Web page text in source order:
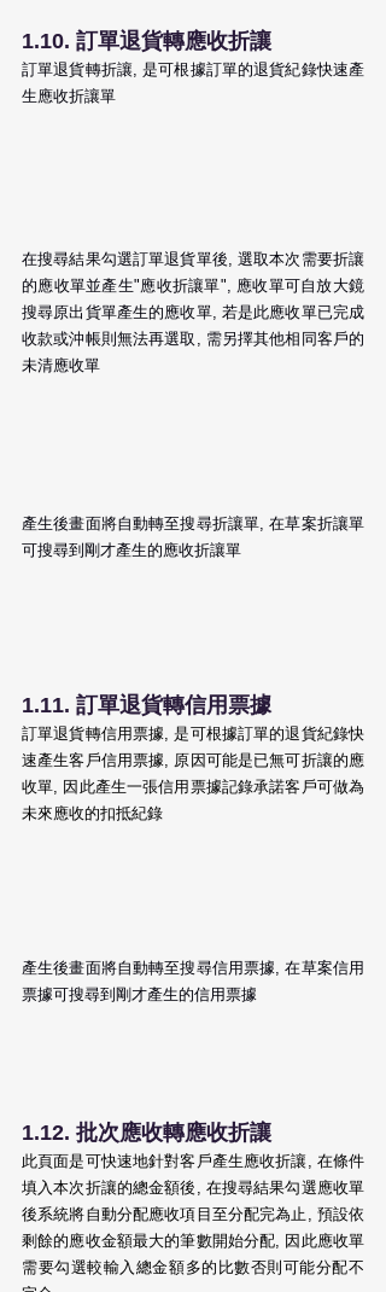
1.10. 訂單退貨轉應收折讓
訂單退貨轉折讓, 是可根據訂單的退貨紀錄快速產
生應收折讓單
在搜尋結果勾選訂單退貨單後, 選取本次需要折讓
的應收單並產生"應收折讓單", 應收單可自放大鏡
搜尋原出貨單產生的應收單, 若是此應收單已完成
收款或沖帳則無法再選取, 需另擇其他相同客戶的
未清應收單
產生後畫面將自動轉至搜尋折讓單, 在草案折讓單
可搜尋到剛才產生的應收折讓單
1.11. 訂單退貨轉信用票據
訂單退貨轉信用票據, 是可根據訂單的退貨紀錄快
速產生客戶信用票據, 原因可能是已無可折讓的應
收單, 因此產生一張信用票據記錄承諾客戶可做為
未來應收的扣抵紀錄
產生後畫面將自動轉至搜尋信用票據, 在草案信用
票據可搜尋到剛才產生的信用票據
1.12. 批次應收轉應收折讓
此頁面是可快速地針對客戶產生應收折讓, 在條件
填入本次折讓的總金額後, 在搜尋結果勾選應收單
後系統將自動分配應收項目至分配完為止, 預設依
剩餘的應收金額最大的筆數開始分配, 因此應收單
需要勾選較輸入總金額多的比數否則可能分配不